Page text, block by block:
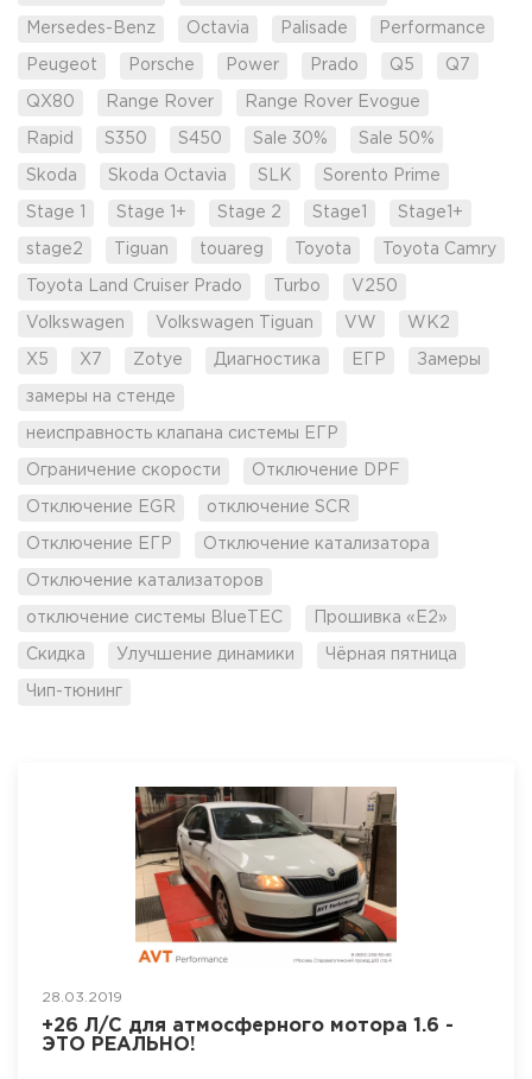
Mersedes-Benz Octavia Palisade Performance
Peugeot Porsche Power Prado Q5 Q7
QX80 Range Rover Range Rover Evogue
Rapid S350 S450 Sale 30% Sale 50%
Skoda Skoda Octavia SLK Sorento Prime
Stage 1 Stage 1+ Stage 2 Stage1 Stage1+
stage2 Tiguan touareg Toyota Toyota Camry
Toyota Land Cruiser Prado Turbo V250
Volkswagen Volkswagen Tiguan VW WK2
X5 X7 Zotye Диагностика ЕГР Замеры
замеры на стенде
неисправность клапана системы ЕГР
Ограничение скорости Отключение DPF
Отключение EGR отключение SCR
Отключение ЕГР Отключение катализатора
Отключение катализаторов
отключение системы BlueTEC Прошивка «Е2»
Скидка Улучшение динамики Чёрная пятница
Чип-тюнинг
28.03.2019
+26 Л/С для атмосферного мотора 1.6 -
ЭТО РЕАЛЬНО!